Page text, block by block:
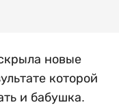
новые
которой
и бабушка.